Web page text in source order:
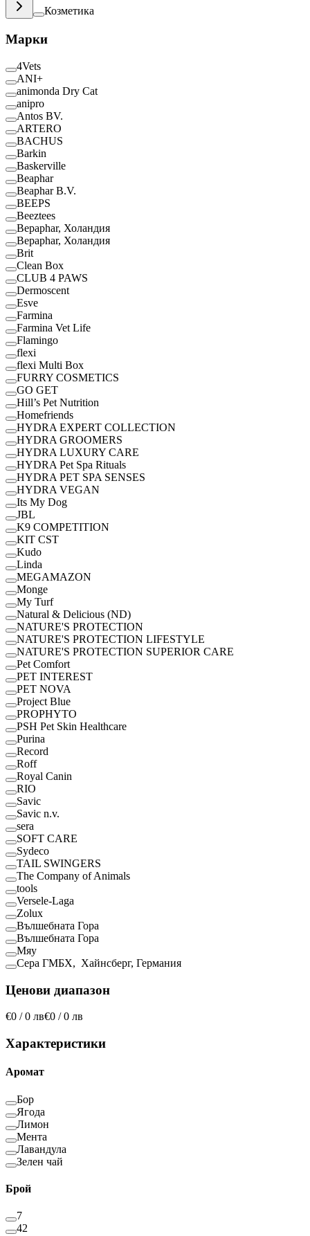
Козметика
Марки
4Vets
ANI+
animonda Dry Cat
anipro
Antos BV.
ARTERO
BACHUS
Barkin
Baskerville
Beaphar
Beaphar B.V.
BEEPS
Beeztees
Bepaphar, Холандия
Bepaphar, Холандия
Brit
Clean Box
CLUB 4 PAWS
Dermoscent
Esve
Farmina
Farmina Vet Life
Flamingo
flexi
flexi Multi Box
FURRY COSMETICS
GO GET
Hill’s Pet Nutrition
Homefriends
HYDRA EXPERT COLLECTION
HYDRA GROOMERS
HYDRA LUXURY CARE
HYDRA Pet Spa Rituals
HYDRA PET SPA SENSES
HYDRA VEGAN
Its My Dog
JBL
K9 COMPETITION
KIT CST
Kudo
Linda
MEGAMAZON
Monge
My Turf
Natural & Delicious (ND)
NATURE'S PROTECTION
NATURE'S PROTECTION LIFESTYLE
NATURE'S PROTECTION SUPERIOR CARE
Pet Comfort
PET INTEREST
PET NOVA
Project Blue
PROPHYTO
PSH Pet Skin Healthcare
Purina
Record
Roff
Royal Canin
RІО
Savic
Savic n.v.
sera
SOFT CARE
Sydeco
TAIL SWINGERS
The Company of Animals
tools
Versele-Laga
Zolux
Вълшебната Гора
Вълшебната Гора
Мяу
Сера ГМБХ, Хайнсберг, Германия
Ценови диапазон
€0 / 0 лв€0 / 0 лв
Характеристики
Аромат
Бор
Ягода
Лимон
Мента
Лавандула
Зелен чай
Брой
7
42